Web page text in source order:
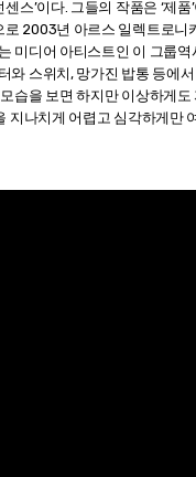
스’이다. 그들의 작품은 ‘제
2003년 아르스 일렉트로
미디어 아티스트인 이 그룹
와 스위치, 망가진 밥통 등에
습을 보면 하지만 이상하게
지나치게 어렵고 심각하게만